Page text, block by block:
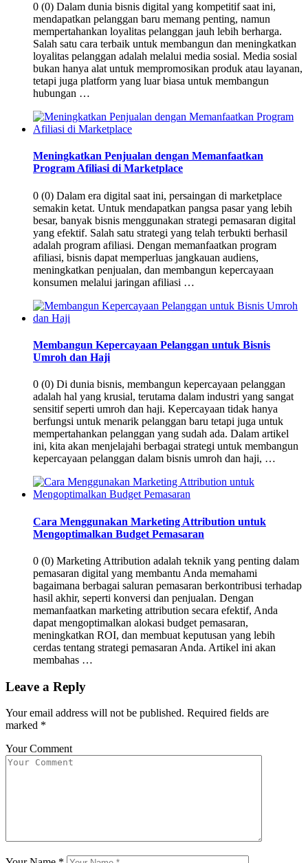
0 (0) Dalam dunia bisnis digital yang kompetitif saat ini,
mendapatkan pelanggan baru memang penting, namun
mempertahankan loyalitas pelanggan jauh lebih berharga.
Salah satu cara terbaik untuk membangun dan meningkatkan
loyalitas pelanggan adalah melalui media sosial. Media sosial
bukan hanya alat untuk mempromosikan produk atau layanan,
tetapi juga platform yang luar biasa untuk membangun
hubungan …
Meningkatkan Penjualan dengan Memanfaatkan
Program Afiliasi di Marketplace
0 (0) Dalam era digital saat ini, persaingan di marketplace
semakin ketat. Untuk mendapatkan pangsa pasar yang lebih
besar, banyak bisnis menggunakan strategi pemasaran digital
yang efektif. Salah satu strategi yang telah terbukti berhasil
adalah program afiliasi. Dengan memanfaatkan program
afiliasi, bisnis dapat memperluas jangkauan audiens,
meningkatkan penjualan, dan membangun kepercayaan
konsumen melalui jaringan afiliasi …
Membangun Kepercayaan Pelanggan untuk Bisnis
Umroh dan Haji
0 (0) Di dunia bisnis, membangun kepercayaan pelanggan
adalah hal yang krusial, terutama dalam industri yang sangat
sensitif seperti umroh dan haji. Kepercayaan tidak hanya
berfungsi untuk menarik pelanggan baru tetapi juga untuk
mempertahankan pelanggan yang sudah ada. Dalam artikel
ini, kita akan menjelajahi berbagai strategi untuk membangun
kepercayaan pelanggan dalam bisnis umroh dan haji, …
Cara Menggunakan Marketing Attribution untuk
Mengoptimalkan Budget Pemasaran
0 (0) Marketing Attribution adalah teknik yang penting dalam
pemasaran digital yang membantu Anda memahami
bagaimana berbagai saluran pemasaran berkontribusi terhadap
hasil akhir, seperti konversi dan penjualan. Dengan
memanfaatkan marketing attribution secara efektif, Anda
dapat mengoptimalkan alokasi budget pemasaran,
meningkatkan ROI, dan membuat keputusan yang lebih
cerdas tentang strategi pemasaran Anda. Artikel ini akan
membahas …
Leave a Reply
Your email address will not be published. Required fields are
marked *
Your Comment